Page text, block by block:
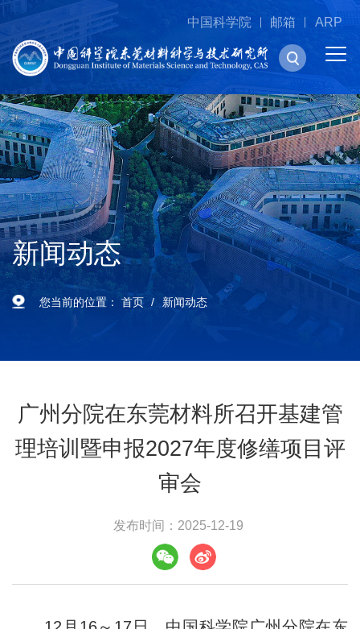
中国科学院 邮箱 ARP
新闻动态
您当前的位置： 首页 新闻动态
广州分院在东莞材料所召开基建管
理培训暨申报2027年度修缮项目评
审会
发布时间：2025-12-19